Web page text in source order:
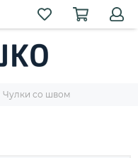
Чулки со швом